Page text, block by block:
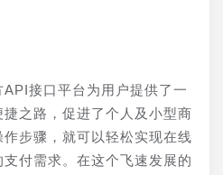
接口平台为用户提供了一
之路，促进了个人及小型商
步骤，就可以轻松实现在线
付需求。在这个飞速发展的